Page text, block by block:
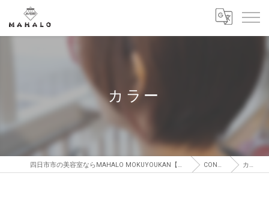
カラー
四日市市の美容室ならMAHALO MOKUYOUKAN【マハロ モクヨウカン】 CONCEPT カラー